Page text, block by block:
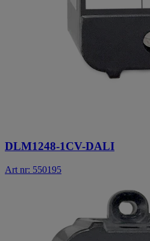
DLM1248-1CV-DALI
Art nr: 550195